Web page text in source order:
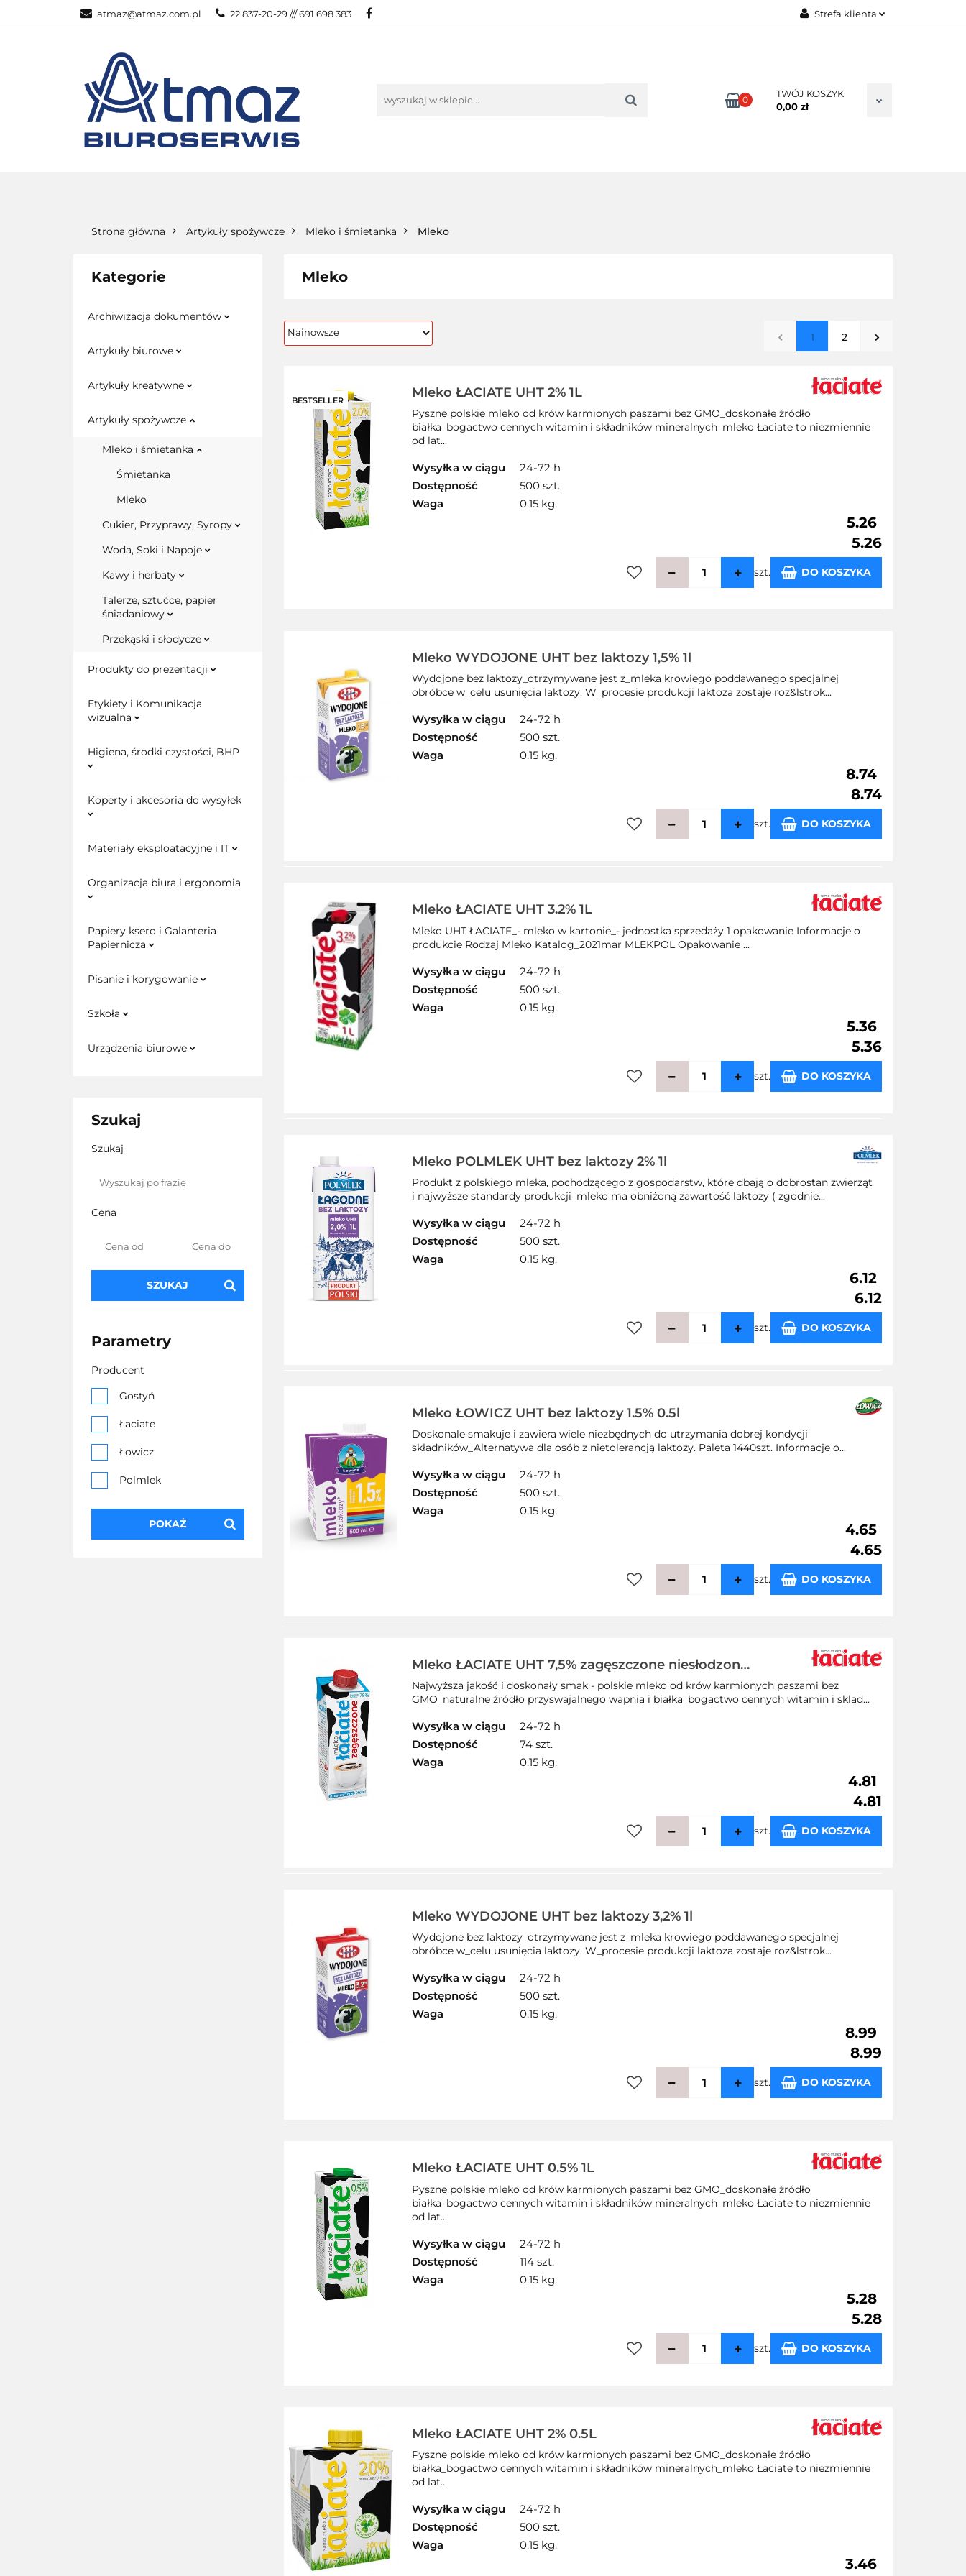
atmaz@atmaz.com.pl 22 837-20-29 /// 691 698 383 Strefa klienta
Dodaj zgłoszenie
0
TWÓJ KOSZYK
0,00 zł
Strona główna Artykuły spożywcze Mleko i śmietanka Mleko
Kategorie
Archiwizacja dokumentów
Artykuły biurowe
Artykuły kreatywne
Artykuły spożywcze
Mleko i śmietanka
Śmietanka
Mleko
Cukier, Przyprawy, Syropy
Woda, Soki i Napoje
Kawy i herbaty
Talerze, sztućce, papier
śniadaniowy
Przekąski i słodycze
Produkty do prezentacji
Etykiety i Komunikacja
wizualna
Higiena, środki czystości, BHP
Koperty i akcesoria do wysyłek
Materiały eksploatacyjne i IT
Organizacja biura i ergonomia
Papiery ksero i Galanteria
Papiernicza
Pisanie i korygowanie
Szkoła
Urządzenia biurowe
Szukaj
Szukaj
Cena
SZUKAJ
Parametry
Producent
Gostyń
Łaciate
Łowicz
Polmlek
Wydojone
POKAŻ
Mleko
1 2
BESTSELLER Mleko ŁACIATE UHT 2% 1L
Pyszne polskie mleko od krów karmionych paszami bez GMO_doskonałe źródło
białka_bogactwo cennych witamin i składników mineralnych_mleko Łaciate to niezmiennie
od lat...
Wysyłka w ciągu
24-72 h
Dostępność
500 szt.
Waga
0.15 kg.
5.26
5.26
szt. DO KOSZYKA
Mleko WYDOJONE UHT bez laktozy 1,5% 1l
Wydojone bez laktozy_otrzymywane jest z_mleka krowiego poddawanego specjalnej
obróbce w_celu usunięcia laktozy. W_procesie produkcji laktoza zostaje roz&lstrok...
Wysyłka w ciągu
24-72 h
Dostępność
500 szt.
Waga
0.15 kg.
8.74
8.74
szt. DO KOSZYKA
Mleko ŁACIATE UHT 3.2% 1L
Mleko UHT ŁACIATE_- mleko w kartonie_- jednostka sprzedaży 1 opakowanie Informacje o
produkcie Rodzaj Mleko Katalog_2021mar MLEKPOL Opakowanie ...
Wysyłka w ciągu
24-72 h
Dostępność
500 szt.
Waga
0.15 kg.
5.36
5.36
szt. DO KOSZYKA
Mleko POLMLEK UHT bez laktozy 2% 1l
Produkt z polskiego mleka, pochodzącego z gospodarstw, które dbają o dobrostan zwierząt
i najwyższe standardy produkcji_mleko ma obniżoną zawartość laktozy ( zgodnie...
Wysyłka w ciągu
24-72 h
Dostępność
500 szt.
Waga
0.15 kg.
6.12
6.12
szt. DO KOSZYKA
Mleko ŁOWICZ UHT bez laktozy 1.5% 0.5l
Doskonale smakuje i zawiera wiele niezbędnych do utrzymania dobrej kondycji
składników_Alternatywa dla osób z nietolerancją laktozy. Paleta 1440szt. Informacje o...
Wysyłka w ciągu
24-72 h
Dostępność
500 szt.
Waga
0.15 kg.
4.65
4.65
szt. DO KOSZYKA
Mleko ŁACIATE UHT 7,5% zagęszczone niesłodzone
250 ml
Najwyższa jakość i doskonały smak - polskie mleko od krów karmionych paszami bez
GMO_naturalne źródło przyswajalnego wapnia i białka_bogactwo cennych witamin i sklad...
Wysyłka w ciągu
24-72 h
Dostępność
74 szt.
Waga
0.15 kg.
4.81
4.81
szt. DO KOSZYKA
Mleko WYDOJONE UHT bez laktozy 3,2% 1l
Wydojone bez laktozy_otrzymywane jest z_mleka krowiego poddawanego specjalnej
obróbce w_celu usunięcia laktozy. W_procesie produkcji laktoza zostaje roz&lstrok...
Wysyłka w ciągu
24-72 h
Dostępność
500 szt.
Waga
0.15 kg.
8.99
8.99
szt. DO KOSZYKA
Mleko ŁACIATE UHT 0.5% 1L
Pyszne polskie mleko od krów karmionych paszami bez GMO_doskonałe źródło
białka_bogactwo cennych witamin i składników mineralnych_mleko Łaciate to niezmiennie
od lat...
Wysyłka w ciągu
24-72 h
Dostępność
114 szt.
Waga
0.15 kg.
5.28
5.28
szt. DO KOSZYKA
Mleko ŁACIATE UHT 2% 0.5L
Pyszne polskie mleko od krów karmionych paszami bez GMO_doskonałe źródło
białka_bogactwo cennych witamin i składników mineralnych_mleko Łaciate to niezmiennie
od lat...
Wysyłka w ciągu
24-72 h
Dostępność
500 szt.
Waga
0.15 kg.
3.46